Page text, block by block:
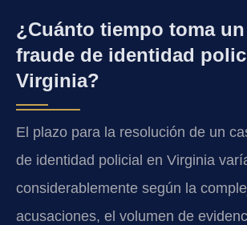
¿Cuánto tiempo toma
fraude de identidad
Virginia?
El plazo para la resolución de un
de identidad policial en Virginia
considerablemente según la
acusaciones, el volumen de